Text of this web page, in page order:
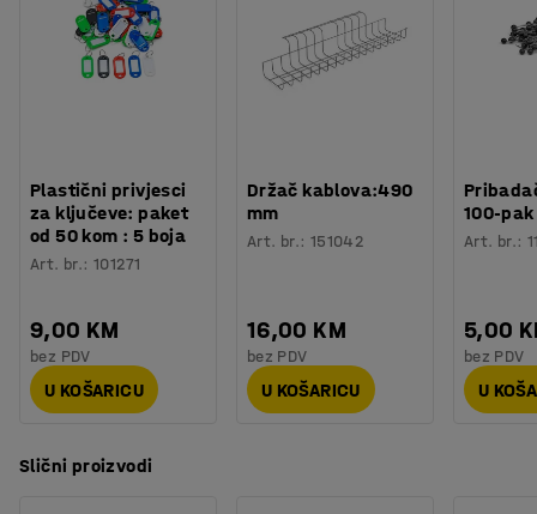
Asortiman stolova METRIC je dizajniran za manje
prostore i prostorije s ograničenim prostorom. Budući da
asortiman uključuje nekoliko modela, nudi veću
fleksibilnost za kombiniranje stolova i stvaranje
Specifikacija materijala
Kronospan - K009
Boja postolja: Bijela
Broj za boju postolja
RAL 9016
Plastični privjesci
za ključeve: paket
od 50 kom : 5 boja
Art. br.:101271
9,00 KM
bez PDV
U KOŠARICU
Držač kablova:490
mm
Art. br.: 151042
16,00 KM
bez PDV
U KOŠARICU
100-pak
Art. br.:
5,00
bez PDV
U
Slični proizvodi